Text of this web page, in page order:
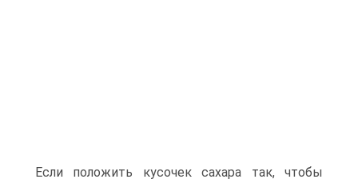
Если положить кусочек сахара так, чтобы